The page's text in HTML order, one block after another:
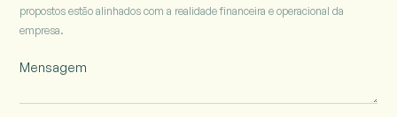
anual
empresa
propostos estão alinhados com a realidade financeira e operacional da
empresa.